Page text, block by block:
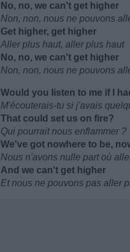
No, no, we can't get higher
Non, non, nous ne pouvons
Get higher, get higher
Aller plus haut, aller plus haut
No, no, we can't get higher
Non, non, nous ne pouvons
Would you listen to me if I
M'écouterais-tu si j'avais
That could set us on fire?
Qui pourrait nous enflammer ?
We'vе got nowhere to be,
Nous n'avons nulle part où
And we can't get higher
Et nous ne pouvons pas aller